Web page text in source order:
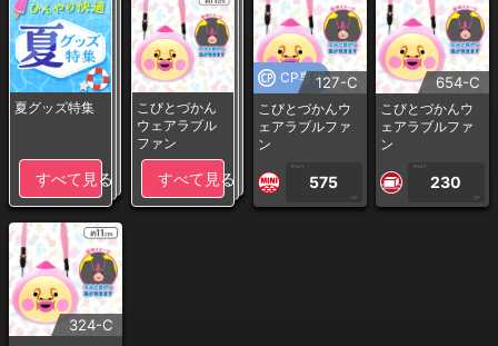
夏グッズ特集
すべて見る
こびとづかん
ウェアラブル
ファン
すべて見る
CP専用127-C
こびとづかんウ
ェアラブルファ
ン
1PLAY
575
CP
654-C
こびとづかんウ
ェアラブルファ
ン
1PLAY
230
CP
324-C